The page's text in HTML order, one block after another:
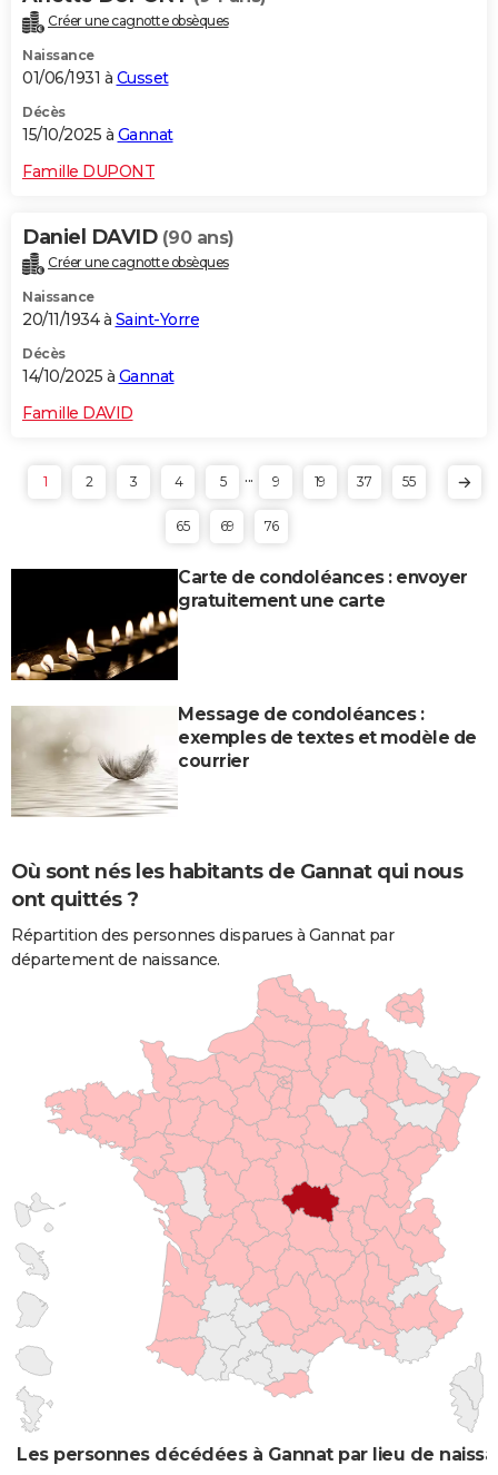
Créer une cagnotte obsèques
Naissance
01/06/1931 à Cusset
Décès
15/10/2025 à Gannat
Famille DUPONT
Daniel DAVID (90 ans)
Créer une cagnotte obsèques
Naissance
20/11/1934 à Saint-Yorre
Décès
14/10/2025 à Gannat
Famille DAVID
1 2 3 4 5 ... 9 19 37 55
65 69 76
Carte de condoléances : envoyer
gratuitement une carte
Message de condoléances :
exemples de textes et modèle de
courrier
Où sont nés les habitants de Gannat qui nous
ont quittés ?
Répartition des personnes disparues à Gannat par
département de naissance.
Les personnes décédées à Gannat par lieu de